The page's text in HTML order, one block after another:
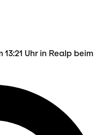
Uhr in Realp beim